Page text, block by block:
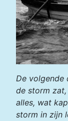
De volgende
de storm
alles, wat
storm in zijn